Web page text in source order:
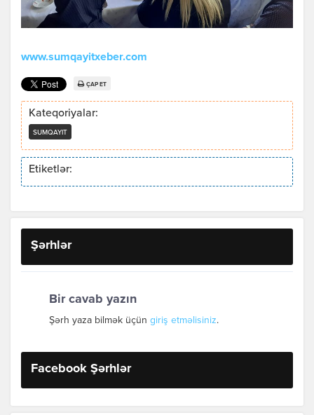
www.sumqayitxeber.com
ÇAP ET
Kateqoriyalar:
SUMQAYIT
Etiketlər:
Şərhlər
Bir cavab yazın
Şərh yaza bilmək üçün giriş etməlisiniz.
Facebook Şərhlər